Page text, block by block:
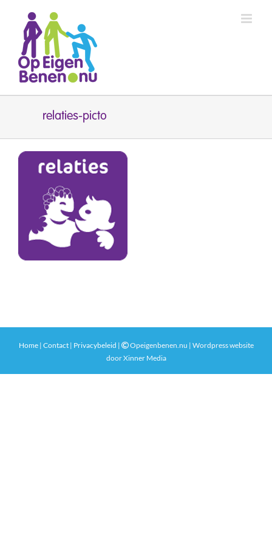
inhoud
relaties-picto
Home| Contact| Privacybeleid |
Opeigenbenen.nu | Wordpress website
doorXinner Media